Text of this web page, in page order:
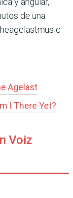
de una
Agelast
I There Yet?
Voiz